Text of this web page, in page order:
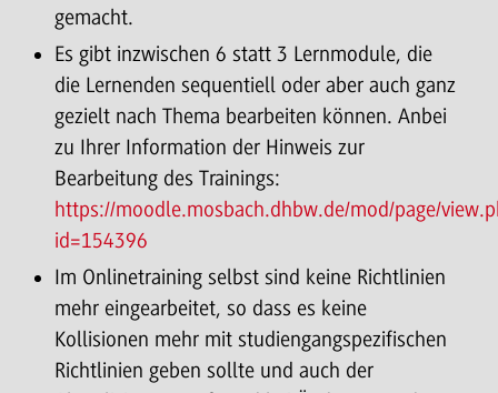
gemacht.
Es gibt inzwischen 6 statt 3 Lernmodule, die
die Lernenden sequentiell oder aber auch ganz
gezielt nach Thema bearbeiten können. Anbei
zu Ihrer Information der Hinweis zur
Bearbeitung des Trainings:
https://moodle.mosbach.dhbw.de/mod/page/
id=154396
Im Onlinetraining selbst sind keine Richtlinien
mehr eingearbeitet, so dass es keine
Kollisionen mehr mit studiengangspezifischen
Richtlinien geben sollte und auch der